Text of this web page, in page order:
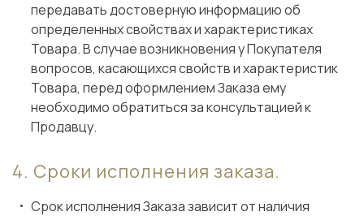
передавать достоверную информацию об
определенных свойствах и характеристиках
Товара. В случае возникновения у Покупателя
вопросов, касающихся свойств и характеристик
Товара, перед оформлением Заказа ему
необходимо обратиться за консультацией к
Продавцу.
Сроки исполнения заказа.
Срок исполнения Заказа зависит от наличия